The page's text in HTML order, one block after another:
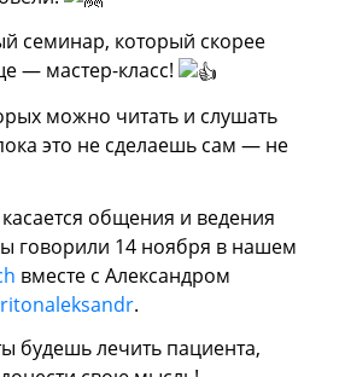
семинар, который скорее
— мастер-класс!
можно читать и слушать
это не сделаешь сам — не
общения и ведения
говорили 14 ноября в нашем
вместе с Александром
.
будешь лечить пациента,